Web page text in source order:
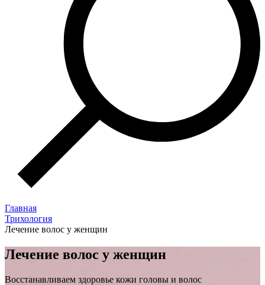
Главная
Трихология
Лечение волос у женщин
Лечение волос у женщин
Восстанавливаем здоровье кожи головы и волос